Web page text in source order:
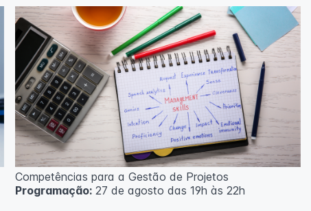
Competências para a Gestão de Projetos
Programação:27 de agosto das 19h às 22h